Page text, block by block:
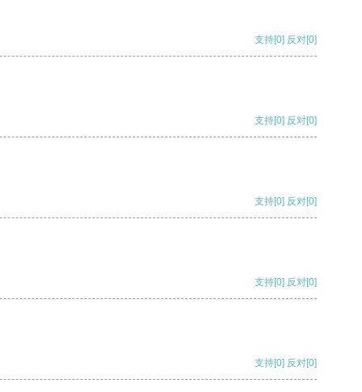
支持[0] 反对[0]
支持[0] 反对[0]
支持[0] 反对[0]
支持[0] 反对[0]
支持[0] 反对[0]